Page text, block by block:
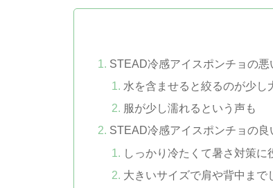
STEAD冷感アイスポンチョの悪
水を含ませると絞るのが少し
服が少し濡れるという声も
STEAD冷感アイスポンチョの良
しっかり冷たくて暑さ対策に
大きいサイズで肩や背中まで